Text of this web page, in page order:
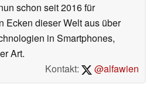
schon seit 2016 für
Ecken dieser Welt aus über
in Smartphones,
Art.
Kontakt:
@alfawien